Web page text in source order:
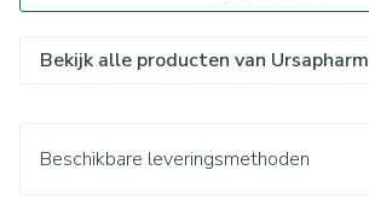
Bekijk alle producten van Ursapharm
Beschikbare leveringsmethoden